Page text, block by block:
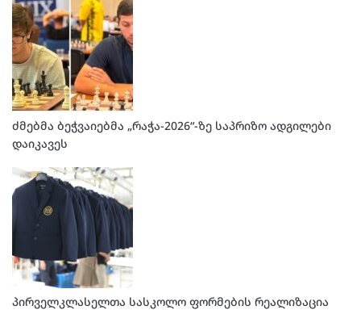
ძმებმა ბეჭვაიებმა „რაჭა-2026“-ზე საპრიზო ადგილები
დაიკავეს
პირველკლასელთა სასკოლო ფორმების რეალიზაცია